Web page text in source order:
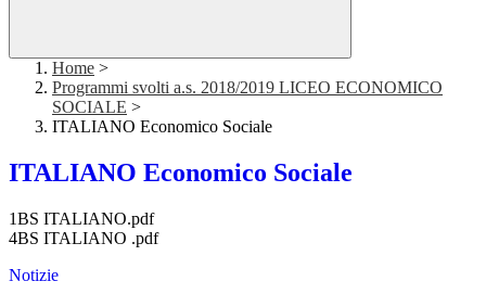
Home >
Programmi svolti a.s. 2018/2019 LICEO ECONOMICO
SOCIALE >
ITALIANO Economico Sociale
ITALIANO Economico Sociale
1BS ITALIANO.pdf
4BS ITALIANO .pdf
Notizie